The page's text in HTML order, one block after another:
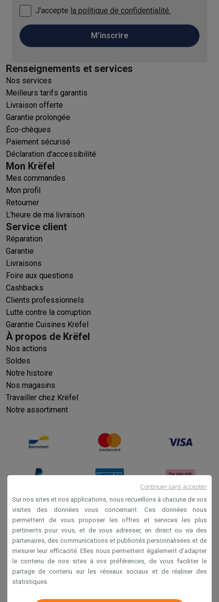
J'accepte la politique de confidentialité.
M'inscrire
Renseignements et services
Nos services
Meilleurs tarifs garantis
Livraison offerte
Garantie prolongée
Éco-chèques
Paiement sécurisé
Déclaration d'accessibilité
Mon Krëfel
Mes commandes
Mon profil
Retourner
L'heure de ma livraison
Service client
Réparation
Garantie
Livraisons
Foire aux questions
Cashbacks
Clients professionnels
Lutte contre la corruption
Garantie Cuisines Krëfel
À propos de Krëfel
Nos actions
Soldes
Notre histoire
Nos magasins
Travailler chez Krëfel
Notre assortiment
Conditions générales de vente
Privacy
Disclaimer
Cookies
Krëfel NV - Steenstraat 44 - Industriezone 4 "T Sas",
Sur nos sites et nos applications, nous recueillons à chacune de vos
visites des données vous concernant. Ces données nous
permettent de vous proposer les offres et services les plus
pertinents pour vous, et de vous adresser, en direct ou via des
partenaires, des communications et publicités personnalisées et de
mesurer leur efficacité. Elles nous permettent également d’adapter
le contenu de nos sites à vos préférences, de vous faciliter le
partage de contenu sur les réseaux sociaux et de réaliser des
statistiques.
Continuer sans accepter